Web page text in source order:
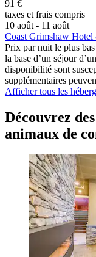
91 €
taxes et frais compris
10 août - 11 août
Coast Grimshaw Hotel
Prix par nuit le plus
la base d’un séjour
disponibilité sont
supplémentaires
Afficher tous les
Découvrez
animaux de